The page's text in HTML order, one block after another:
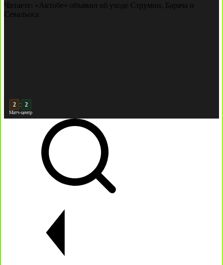
Читаете: «Актобе» объявил об уходе Струмии, Барача и
Севальоса
3 :
Матч-центр